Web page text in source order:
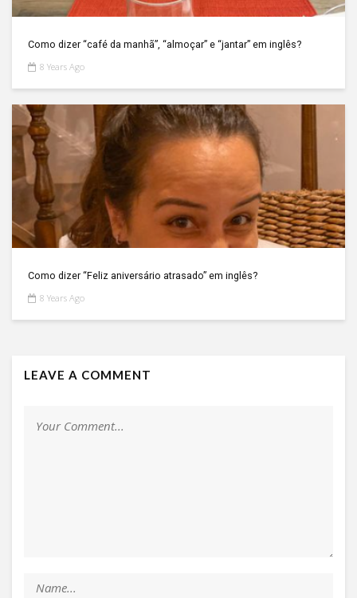
Como dizer “café da manhã”, “almoçar” e “jantar” em inglês?
8 Years Ago
Como dizer “Feliz aniversário atrasado” em inglês?
8 Years Ago
LEAVE A COMMENT